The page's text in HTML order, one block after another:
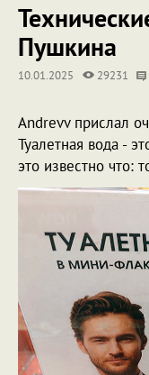
Пушкина
10.01.2025 29231
Andrevv прислал
Туалетная вода -
это известно что: